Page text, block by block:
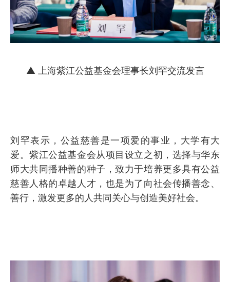
▲ 上海紫江公益基金会理事长刘罕交流发言
刘罕表示，公益慈善是一项爱的事业，大学有大
爱。紫江公益基金会从项目设立之初，选择与华东
师大共同播种善的种子，致力于培养更多具有公益
慈善人格的卓越人才，也是为了向社会传播善念、
善行，激发更多的人共同关心与创造美好社会。